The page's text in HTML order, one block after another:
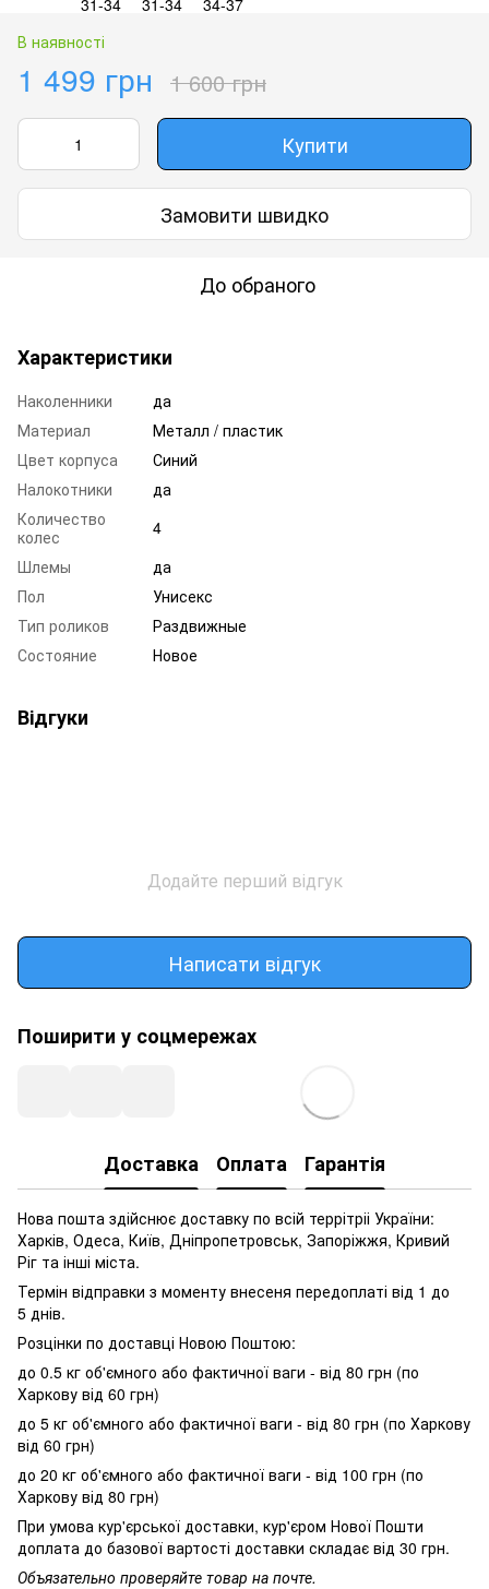
В наявності
1 499 грн 1 600 грн
Купити
Замовити швидко
До обраного
Характеристики
Наколенники
да
Материал
Металл / пластик
Цвет корпуса
Синий
Налокотники
да
Количество
колес
4
Шлемы
да
Пол
Унисекс
Тип роликов
Раздвижные
Состояние
Новое
Відгуки
Додайте перший відгук
Написати відгук
Поширити у соцмережах
Доставка Оплата Гарантія
Нова пошта здійснює доставку по всій террітріі України:
Харків, Одеса, Київ, Дніпропетровськ, Запоріжжя, Кривий
Ріг та інші міста.
Термін відправки з моменту внесеня передоплаті від 1 до
5 днів.
Розцінки по доставці Новою Поштою:
до 0.5 кг об'ємного або фактичної ваги - від 80 грн (по
Харкову від 60 грн)
до 5 кг об'ємного або фактичної ваги - від 80 грн (по Харкову
від 60 грн)
до 20 кг об'ємного або фактичної ваги - від 100 грн (по
Харкову від 80 грн)
При умова кур'єрської доставки, кур'єром Нової Пошти
доплата до базової вартості доставки складає від 30 грн.
Объязательно проверяйте товар на почте.